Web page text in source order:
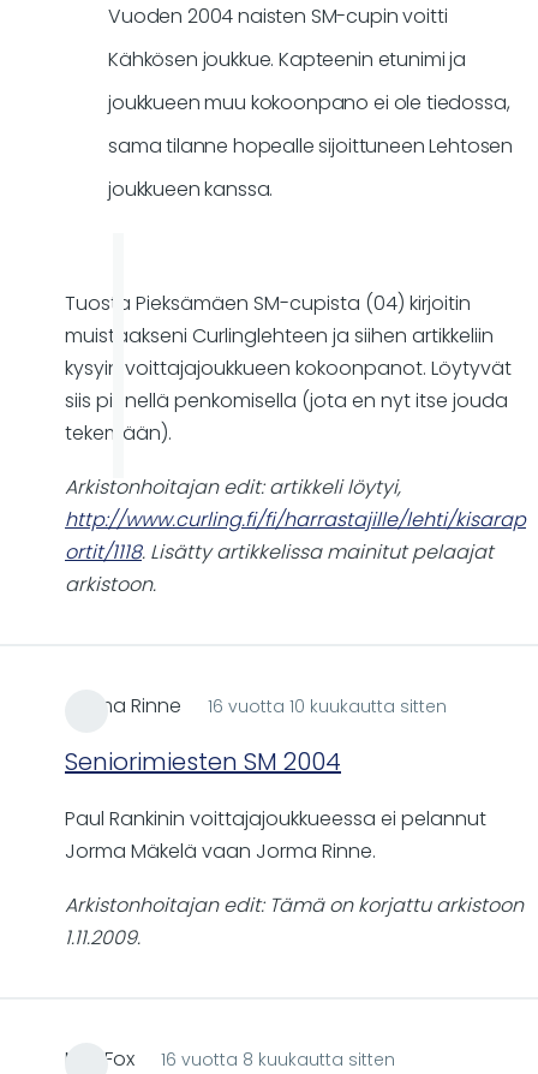
2004,
2006
2008
naisten
Vuoden 2004 naisten SM-cupin voitti
Kähkösen joukkue. Kapteenin etunimi ja
joukkueen muu kokoonpano ei ole tiedossa,
sama tilanne hopealle sijoittuneen Lehtosen
joukkueen kanssa.
Tuosta Pieksämäen SM-cupista (04) kirjoitin
muistaakseni Curlinglehteen ja siihen artikkeliin
kysyin voittajajoukkueen kokoonpanot. Löytyvät
siis pienellä penkomisella (jota en nyt itse jouda
tekemään).
Arkistonhoitajan edit: artikkeli löytyi,
http://www.curling.fi/fi/harrastajille/lehti/kisarap
ortit/1118. Lisätty artikkelissa mainitut pelaajat
arkistoon.
Jorma Rinne 16 vuotta 10 kuukautta sitten
Seniorimiesten SM 2004
Paul Rankinin voittajajoukkueessa ei pelannut
Jorma Mäkelä vaan Jorma Rinne.
Arkistonhoitajan edit: Tämä on korjattu arkistoon
1.11.2009.
Mc_Fox 16 vuotta 8 kuukautta sitten